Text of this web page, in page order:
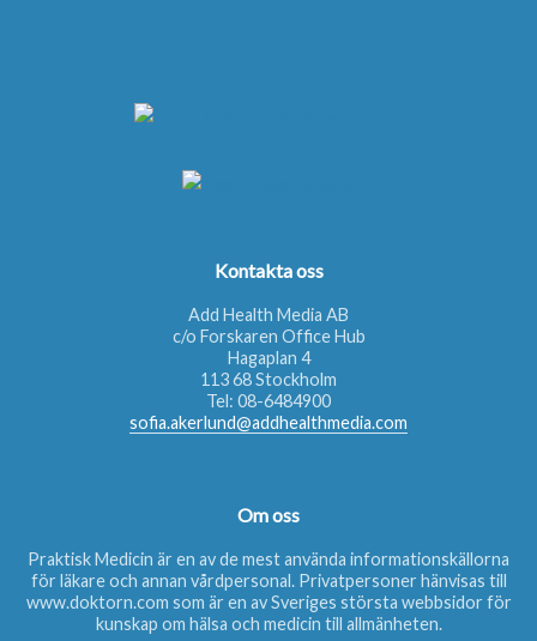
Kontakta oss
Add Health Media AB
c/o Forskaren Office Hub
Hagaplan 4
113 68 Stockholm
Tel: 08-6484900
sofia.akerlund@addhealthmedia.com
Om oss
Praktisk Medicin är en av de mest använda informationskällorna
för läkare och annan vårdpersonal. Privatpersoner hänvisas till
www.doktorn.com som är en av Sveriges största webbsidor för
kunskap om hälsa och medicin till allmänheten.